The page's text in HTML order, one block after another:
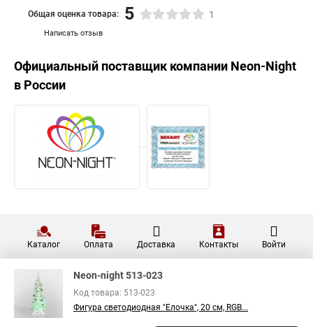
Написать отзыв
Общая оценка товара: 5 1
Официальный поставщик компании Neon-Night
в России
Каталог Оплата Доставка Контакты Войти
Neon-night 513-023
Код товара: 513-023
Фигура светодиодная "Елочка", 20 см, RGB...